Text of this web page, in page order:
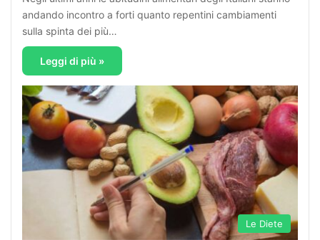
andando incontro a forti quanto repentini cambiamenti
sulla spinta dei più…
Leggi di più »
Le Diete